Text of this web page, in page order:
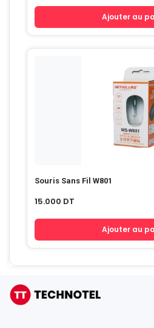
Ajouter au
Souris Sans Fil W801
15.000 DT
Ajouter au